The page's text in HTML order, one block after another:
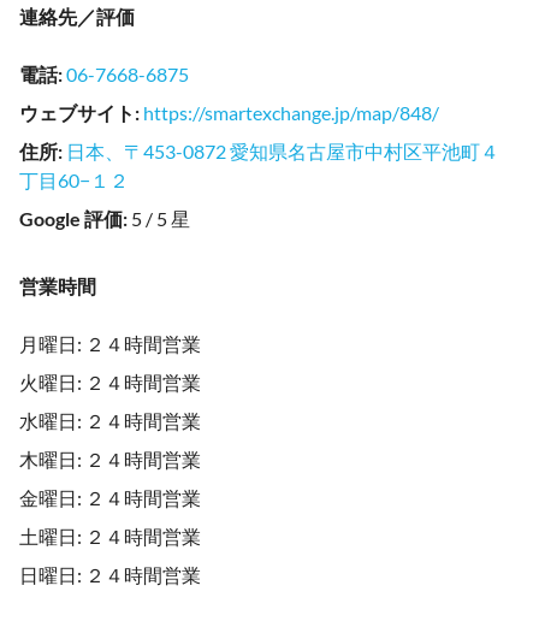
連絡先／評価
電話:06-7668-6875
ウェブサイト : https://smartexchange.jp/map/848/
住所: 日本、〒453-0872 愛知県名古屋市中村区平池町４
丁目60−１２
Google 評価: 5 / 5 星
営業時間
月曜日: ２４時間営業
火曜日: ２４時間営業
水曜日: ２４時間営業
木曜日: ２４時間営業
金曜日: ２４時間営業
土曜日: ２４時間営業
日曜日: ２４時間営業